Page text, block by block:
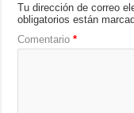
Tu dirección de correo
obligatorios están
Comentario*